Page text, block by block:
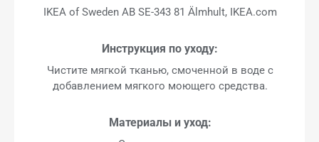
IKEA of Sweden AB SE-343 81 Älmhult, IKEA.com
Инструкция по уходу:
Чистите мягкой тканью, смоченной в воде с
добавлением мягкого моющего средства.
Материалы и уход: